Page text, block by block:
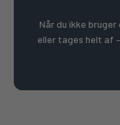
Når du ikke
eller tages helt af